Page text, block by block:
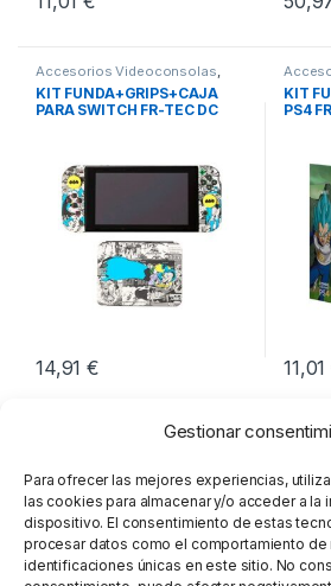
Gestionar
Para ofrecer las mejores experiencias,
las cookies para almacenar y/o acceder a la
dispositivo. El consentimiento de estas
procesar datos como el comportamiento de
identificaciones únicas en este sitio. No
Accesorios Videoconsolas,
Ocio y Tiempo libre,
Videoconsolas
KIT FUNDA+GRIPS+CAJA
PARA SWITCH FR-TEC DC
14,91€
Ocio y
KIT
PS4
11,01